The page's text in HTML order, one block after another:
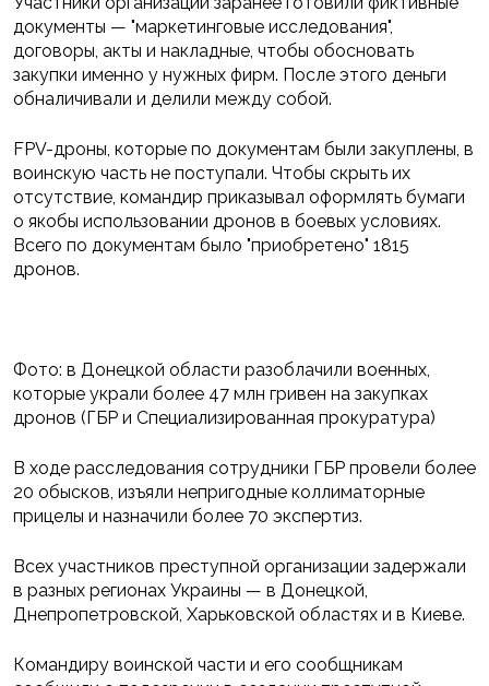
документы — "маркетинговые исследования",
договоры, акты и накладные, чтобы обосновать
закупки именно у нужных фирм. После этого деньги
обналичивали и делили между собой.
FPV-дроны, которые по документам были закуплены, в
воинскую часть не поступали. Чтобы скрыть их
отсутствие, командир приказывал оформлять бумаги
о якобы использовании дронов в боевых условиях.
Всего по документам было "приобретено" 1815
дронов.
Фото: в Донецкой области разоблачили военных,
которые украли более 47 млн гривен на закупках
дронов (ГБР и Специализированная прокуратура)
В ходе расследования сотрудники ГБР провели более
20 обысков, изъяли непригодные коллиматорные
прицелы и назначили более 70 экспертиз.
Всех участников преступной организации задержали
в разных регионах Украины — в Донецкой,
Днепропетровской, Харьковской областях и в Киеве.
Командиру воинской части и его сообщникам